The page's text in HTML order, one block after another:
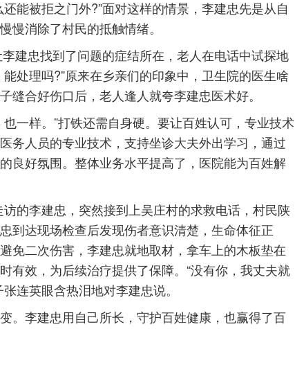
被拒之门外?”面对这样的情景，李建忠先是从自
慢消除了村民的抵触情绪。
建忠找到了问题的症结所在，老人在电话中试探地
处理吗?”原来在乡亲们的印象中，卫生院的医生啥
缝合好伤口后，老人逢人就夸李建忠医术好。
样。”打铁还需自身硬。要让百姓认可，专业技术
务人员的专业技术，支持坐诊大夫外出学习，通过
良好氛围。整体业务水平提高了，医院能为百姓解
李建忠，突然接到上吴庄村的求救电话，村民陕
到达现场检查后发现伤者意识清楚，生命体征正
免二次伤害，李建忠就地取材，拿车上的木板垫在
有效，为后续治疗提供了保障。“没有你，我丈夫就
连英眼含热泪地对李建忠说。
李建忠用自己所长，守护百姓健康，也赢得了百